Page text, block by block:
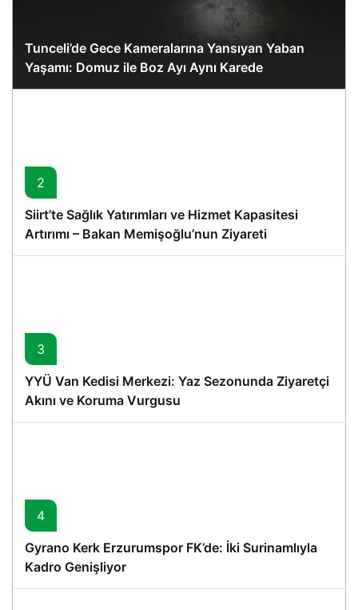
Tunceli’de Gece Kameralarına Yansıyan Yaban
Yaşamı: Domuz ile Boz Ayı Aynı Karede
2
Siirt’te Sağlık Yatırımları ve Hizmet Kapasitesi
Artırımı – Bakan Memişoğlu’nun Ziyareti
3
YYÜ Van Kedisi Merkezi: Yaz Sezonunda Ziyaretçi
Akını ve Koruma Vurgusu
4
Gyrano Kerk Erzurumspor FK’de: İki Surinamlıyla
Kadro Genişliyor